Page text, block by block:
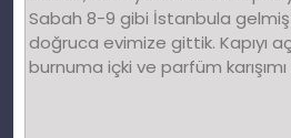
Sabah 8-9 gibi İstanbula
doğruca evimize gittik. Kapıyı
burnuma içki ve parfüm